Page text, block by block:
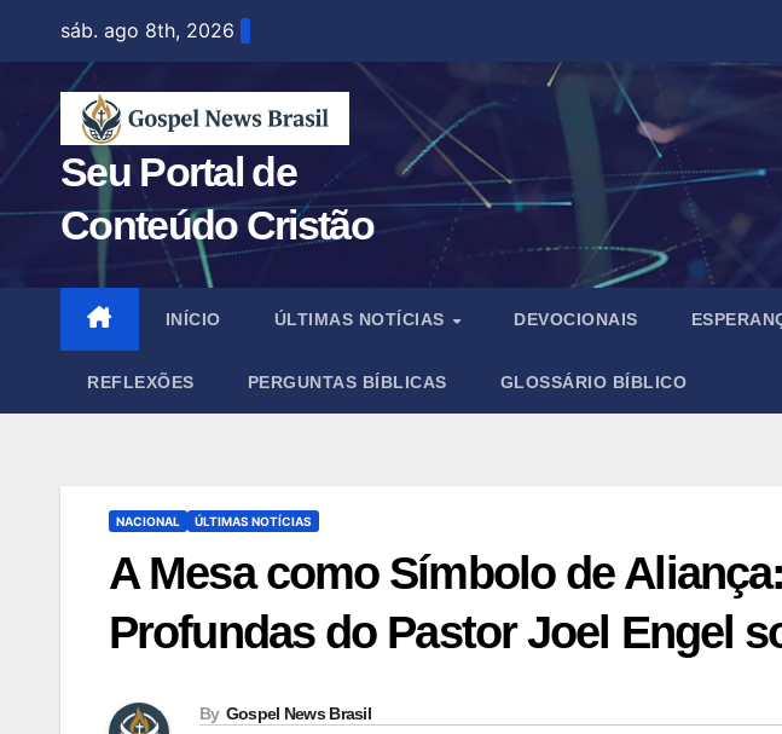
content
sáb. ago 8th, 2026
Seu Portal de
Conteúdo Cristão
INÍCIO ÚLTIMAS NOTÍCIAS DEVOCIONAIS
REFLEXÕES PERGUNTAS BÍBLICAS GLOSSÁRIO BÍBLICO
NACIONAL ÚLTIMAS NOTÍCIAS
A Mesa como Símbolo de
Profundas do Pastor Joel Engel
By Gospel News Brasil